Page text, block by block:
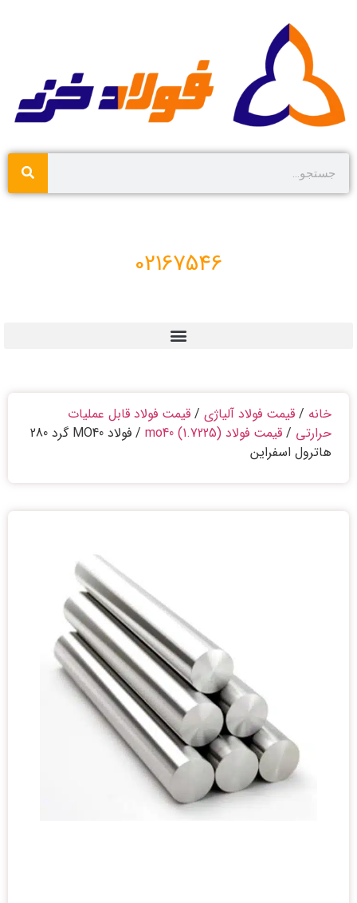
02167546
خانه / قیمت فولاد آلیاژی / قیمت فولاد قابل عملیات
حرارتی / قیمت فولاد mo40 (1.7225)
/ فولاد MO40 گرد 280
هاترول اسفراین